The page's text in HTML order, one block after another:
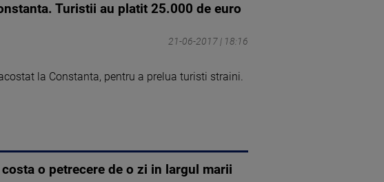
Turistii au platit 25.000 de euro
21-06-2017 | 18:16
la Constanta, pentru a prelua turisti straini.
o petrecere de o zi in largul marii